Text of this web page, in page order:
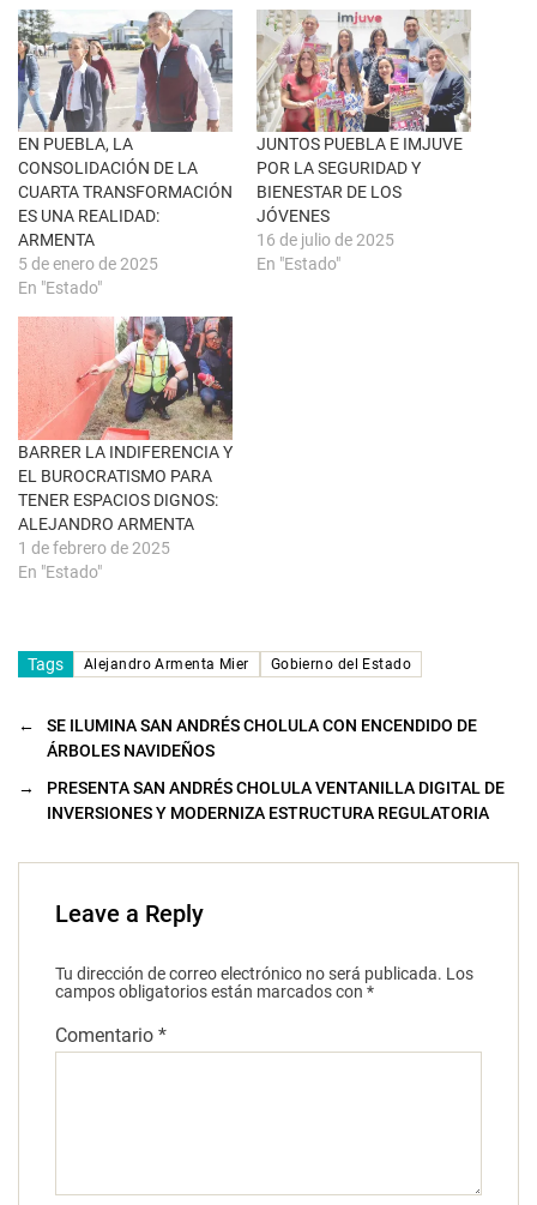
e
n
u
n
a
v
e
n
t
a
n
a
n
u
v
a
)
n
F
a
c
e
o
o
k
(
S
e
a
b
e
e
n
a
v
e
n
t
a
n
a
n
u
e
v
a
)
EN PUEBLA, LA
CONSOLIDACIÓN DE LA
CUARTA TRANSFORMACIÓN
ES UNA REALIDAD:
ARMENTA
5 de enero de 2025
En "Estado"
JUNTOS PUEBLA E IMJUVE
POR LA SEGURIDAD Y
BIENESTAR DE LOS
JÓVENES
16 de julio de 2025
En "Estado"
BARRER LA INDIFERENCIA Y
EL BUROCRATISMO PARA
TENER ESPACIOS DIGNOS:
ALEJANDRO ARMENTA
1 de febrero de 2025
En "Estado"
Tags Alejandro Armenta Mier Gobierno del Estado
←
SE ILUMINA SAN ANDRÉS CHOLULA CON ENCENDIDO DE
ÁRBOLES NAVIDEÑOS
→
PRESENTA SAN ANDRÉS CHOLULA VENTANILLA DIGITAL DE
INVERSIONES Y MODERNIZA ESTRUCTURA REGULATORIA
Leave a Reply
Tu dirección de correo electrónico no será publicada. Los
campos obligatorios están marcados con *
Comentario *